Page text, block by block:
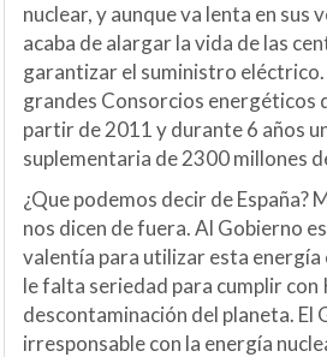
nuclear, y aunque va lenta en
acaba de alargar la vida de las
garantizar el suministro
grandes Consorcios energéticos
partir de 2011 y durante 6 años
suplementaria de 2300 millones
¿Que podemos decir de España?
nos dicen de fuera. Al Gobierno
valentía para utilizar esta energía
le falta seriedad para cumplir
descontaminación del planeta. El
irresponsable con la energía